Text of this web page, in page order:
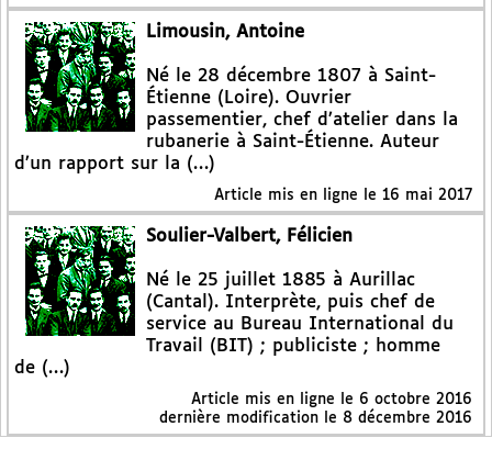
Limousin, Antoine
Né le 28 décembre 1807 à Saint-
Étienne (Loire). Ouvrier
passementier, chef d’atelier dans la
rubanerie à Saint-Étienne. Auteur
d’un rapport sur la (…)
Article mis en ligne le 16 mai 2017
Soulier-Valbert, Félicien
Né le 25 juillet 1885 à Aurillac
(Cantal). Interprète, puis chef de
service au Bureau International du
Travail (BIT) ; publiciste ; homme
de (…)
Article mis en ligne le 6 octobre 2016
dernière modification le 8 décembre 2016